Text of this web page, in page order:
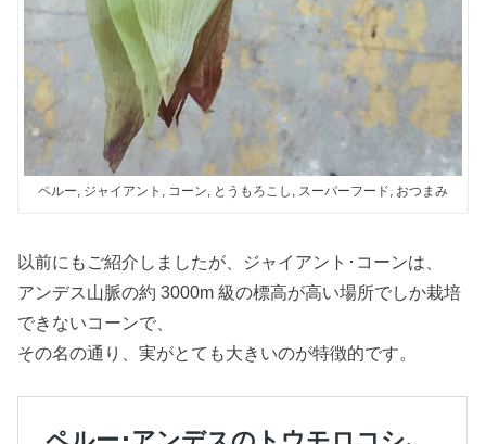
ペルー, ジャイアント, コーン, とうもろこし, スーパーフード, おつまみ
以前にもご紹介しましたが、ジャイアント･コーンは、
アンデス山脈の約 3000m 級の標高が高い場所でしか栽培
できないコーンで、
その名の通り、実がとても大きいのが特徴的です。